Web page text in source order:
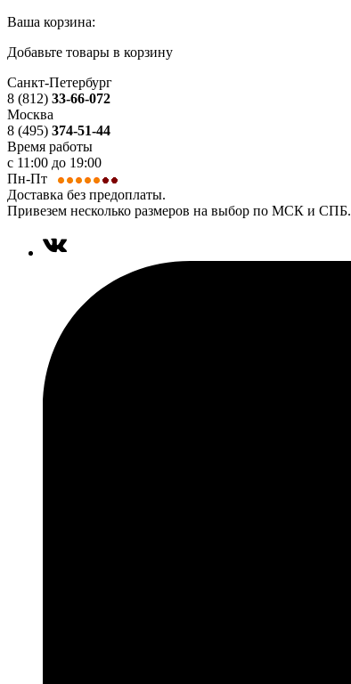
Ваша корзина:
Добавьте товары в корзину
Санкт-Петербург
8 (812) 33-66-072
Москва
8 (495) 374-51-44
Время работы
с 11:00 до 19:00
Пн-Пт
Доставка без предоплаты.
Привезем несколько размеров на выбор по МСК и СПБ.